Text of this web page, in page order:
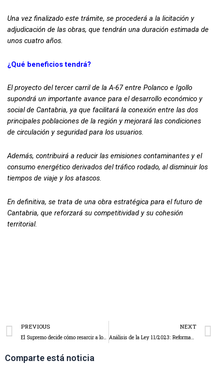
Una vez finalizado este trámite, se procederá a la licitación y
adjudicación de las obras, que tendrán una duración estimada de
unos cuatro años.
¿Qué beneficios tendrá?
El proyecto del tercer carril de la A-67 entre Polanco e Igollo
supondrá un importante avance para el desarrollo económico y
social de Cantabria, ya que facilitará la conexión entre las dos
principales poblaciones de la región y mejorará las condiciones
de circulación y seguridad para los usuarios.
Además, contribuirá a reducir las emisiones contaminantes y el
consumo energético derivados del tráfico rodado, al disminuir los
tiempos de viaje y los atascos.
En definitiva, se trata de una obra estratégica para el futuro de
Cantabria, que reforzará su competitividad y su cohesión
territorial.
PREVIOUS
El Supremo decide cómo resarcir a los compradores de 100.000 camiones que pagaron de más por sus vehículos
NEXT
Análisis de la Ley 11/2023: Reformas significativas en el régimen de revisión de precios y otras reformas relevantes.
Comparte está noticia